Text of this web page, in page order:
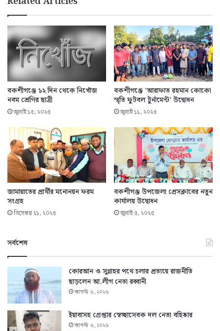
বকশীগঞ্জে ১২ দিন থেকে নিখোঁজ
নবম শ্রেণির ছাত্রী
জুলাই ১৫, ২০২৫
বকশীগঞ্জে ’আরাফাত রহমান কোকো
স্মৃতি ফুটবল টুর্নামেন্ট’ উদ্বোধন
জুলাই ১১, ২০২৫
জামায়াতের প্রার্থীর মনোনয়ন ফরম
সংগ্রহ
ডিসেম্বর ২১, ২০২৫
বকশীগঞ্জ উপজেলা প্রেসক্লাবের নতুন
কার্যালয় উদ্বোধন
জুলাই ৫, ২০২৫
সর্বশেষ
কোরআন ও সুন্নাহর পথে চলার প্রত্যয়ে রাজনীতি
ছাড়লেন আ.লীগ নেতা রব্বানী
আগস্ট ৬, ২০২৬
ইয়াবাসহ গ্রেপ্তার স্বেচ্ছাসেবক দল নেতা বহিষ্কার
আগস্ট ৬, ২০২৬